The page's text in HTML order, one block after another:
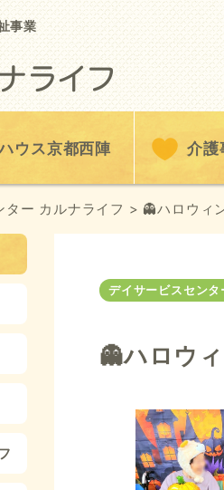
事業
ウス京都西陣 介護
ー カルナライフ > 👻ハロウィ
デイサービスセンタ
👻ハロウ